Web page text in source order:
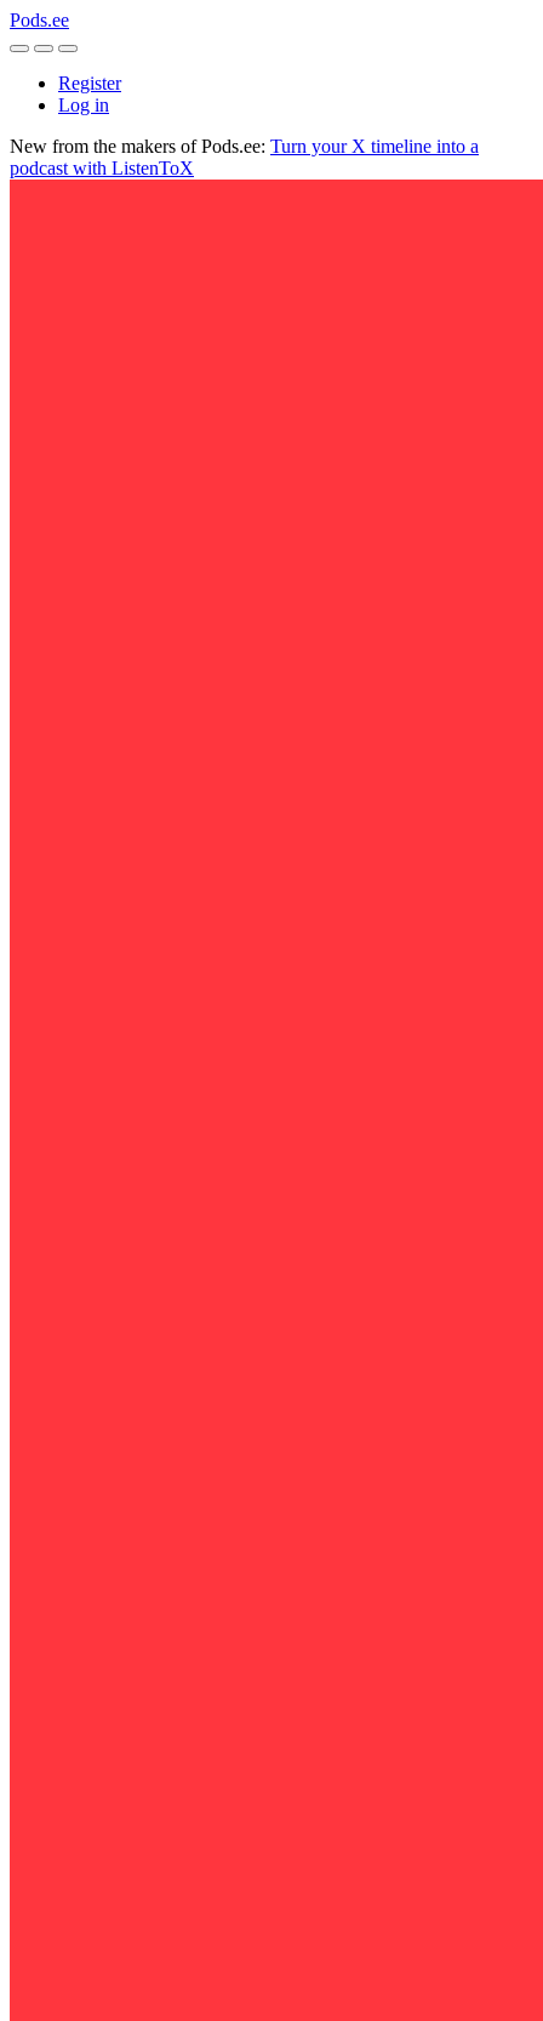
Pods.ee
Register
Log in
New from the makers of Pods.ee: Turn your X timeline into a
podcast with ListenToX